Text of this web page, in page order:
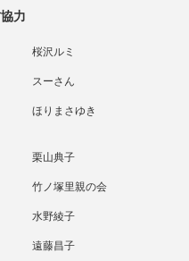
力
桜沢ルミ
スーさん
ほりまさゆき
栗山典子
竹ノ塚里親の会
水野綾子
遠藤昌子